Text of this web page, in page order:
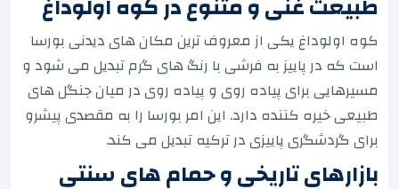
کوه اولوداغ یکی از معروف ترین مکان های دیدنی بورسا
است که در پاییز به فرشی با رنگ های گرم تبدیل می شود و
مسیرهایی برای پیاده روی و پیاده روی در میان جنگل های
طبیعی خیره کننده دارد. این امر بورسا را به مقصدی پیشرو
برای گردشگری پاییزی در ترکیه تبدیل می کند.
بازارهای تاریخی و حمام های سنتی